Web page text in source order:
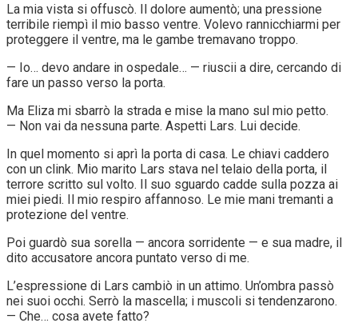
La mia vista si offuscò. Il dolore aumentò; una pressione
terribile riempì il mio basso ventre. Volevo rannicchiarmi per
proteggere il ventre, ma le gambe tremavano troppo.
— Io… devo andare in ospedale… — riuscii a dire, cercando di
fare un passo verso la porta.
Ma Eliza mi sbarrò la strada e mise la mano sul mio petto.
— Non vai da nessuna parte. Aspetti Lars. Lui decide.
In quel momento si aprì la porta di casa. Le chiavi caddero
con un clink. Mio marito Lars stava nel telaio della porta, il
terrore scritto sul volto. Il suo sguardo cadde sulla pozza ai
miei piedi. Il mio respiro affannoso. Le mie mani tremanti a
protezione del ventre.
Poi guardò sua sorella — ancora sorridente — e sua madre, il
dito accusatore ancora puntato verso di me.
L’espressione di Lars cambiò in un attimo. Un’ombra passò
nei suoi occhi. Serrò la mascella; i muscoli si tendenzarono.
— Che… cosa avete fatto?